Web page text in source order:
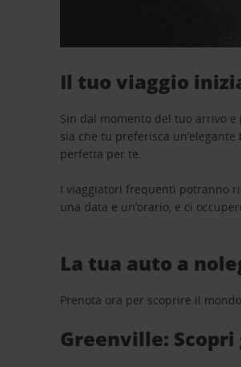
Il tuo viaggio
Sin dal momento del tuo arrivo
sia che tu preferisca
perfetta per te.
I viaggiatori frequenti potranno
una data e un’orario, e ci
La tua auto a
Prenota ora per scoprire il
Greenville: